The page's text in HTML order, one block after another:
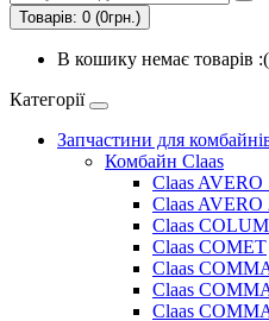
Товарів: 0 (0грн.)
В кошику немає товарів :(
Категорії
Запчастини для
Комбайн Claas
Claas AVERO
Claas AVERO
Claas
Claas COMET
Claas
Claas
Claas